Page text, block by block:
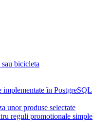
bicicleta
implementate în PostgreSQL
unor produse selectate
reguli promotionale simple